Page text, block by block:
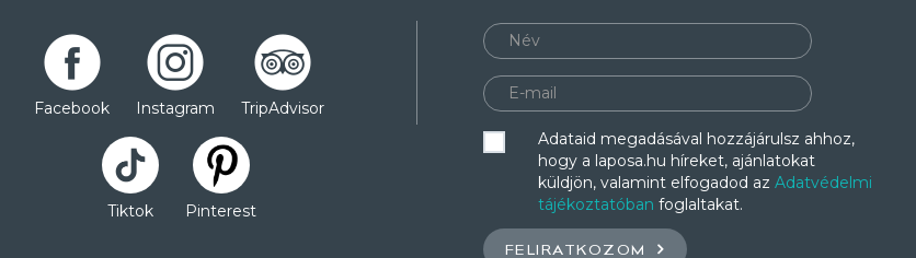
Facebook Instagram TripAdvisor
Tiktok Pinterest
Adataid megadásával hozzájárulsz ahhoz,
hogy a laposa.hu híreket, ajánlatokat
küldjön, valamint elfogadod az Adatvédelmi
tájékoztatóban foglaltakat.
FELIRATKOZOM